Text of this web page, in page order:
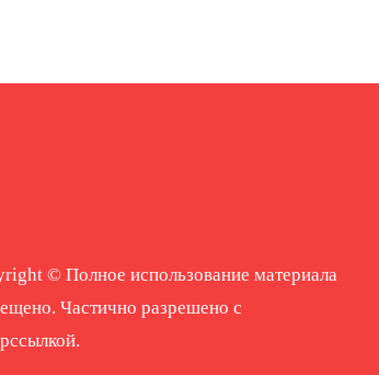
© Полное использование материала
Частично разрешено с